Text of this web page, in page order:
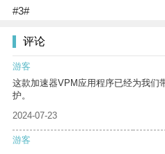
#3#
评论
游客
这款加速器VPM应用程序已经为我们
护。
2024-07-23
游客